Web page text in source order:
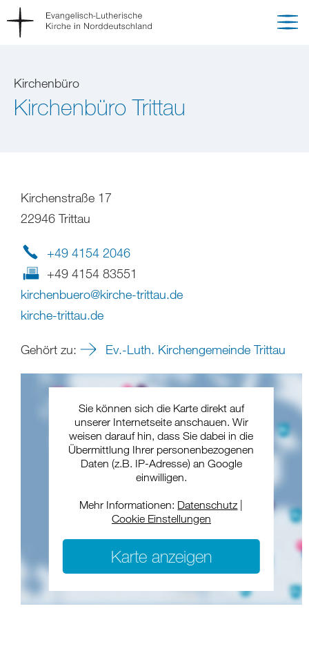
Kirchenbüro
Kirchenbüro Trittau
Kirchenstraße 17
22946 Trittau
+49 4154 2046
+49 4154 83551
kirchenbuero@kirche-trittau.de
kirche-trittau.de
Gehört zu: Ev.-Luth. Kirchengemeinde Trittau
Sie können sich die Karte direkt auf
unserer Internetseite anschauen. Wir
weisen darauf hin, dass Sie dabei in die
Übermittlung Ihrer personenbezogenen
Daten (z.B. IP-Adresse) an Google
einwilligen.
Mehr Informationen: Datenschutz
Cookie Einstellungen
Karte anzeigen